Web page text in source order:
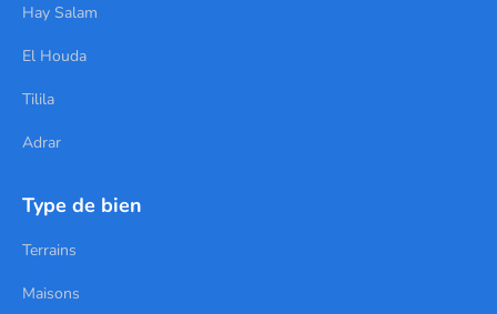
Hay Salam
El Houda
Tilila
Adrar
Type de bien
Terrains
Maisons